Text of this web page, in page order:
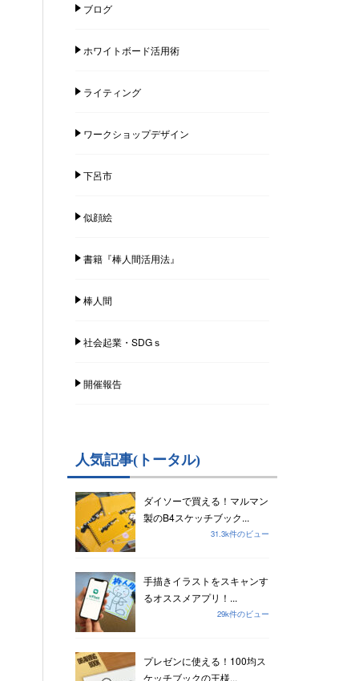
ブログ
ホワイトボード活用術
ライティング
ワークショップデザイン
下呂市
似顔絵
書籍『棒人間活用法』
棒人間
社会起業・SDGｓ
開催報告
人気記事(トータル)
ダイソーで買える！マルマン
製のB4スケッチブック...
31.3k件のビュー
手描きイラストをスキャンす
るオススメアプリ！...
29k件のビュー
プレゼンに使える！100均ス
ケッチブックの王様...